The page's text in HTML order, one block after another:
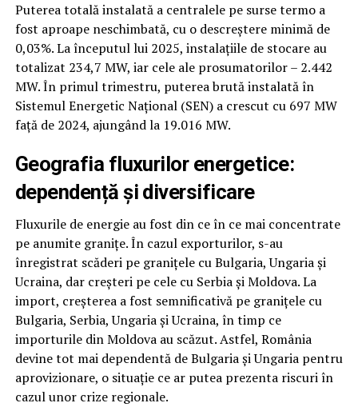
Puterea totală instalată a centralele pe surse termo a
fost aproape neschimbată, cu o descreștere minimă de
0,03%. La începutul lui 2025, instalațiile de stocare au
totalizat 234,7 MW, iar cele ale prosumatorilor – 2.442
MW. În primul trimestru, puterea brută instalată în
Sistemul Energetic Național (SEN) a crescut cu 697 MW
față de 2024, ajungând la 19.016 MW.
Geografia fluxurilor energetice:
dependență și diversificare
Fluxurile de energie au fost din ce în ce mai concentrate
pe anumite granițe. În cazul exporturilor, s-au
înregistrat scăderi pe granițele cu Bulgaria, Ungaria și
Ucraina, dar creșteri pe cele cu Serbia și Moldova. La
import, creșterea a fost semnificativă pe granițele cu
Bulgaria, Serbia, Ungaria și Ucraina, în timp ce
importurile din Moldova au scăzut. Astfel, România
devine tot mai dependentă de Bulgaria și Ungaria pentru
aprovizionare, o situație ce ar putea prezenta riscuri în
cazul unor crize regionale.